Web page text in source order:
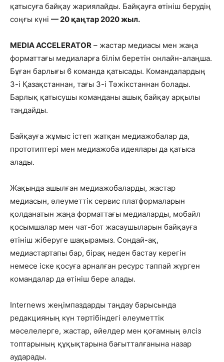
қатысуға байқау жариялайды. Байқауға өтініш берудің
соңғы күні — 20 қаңтар 2020 жыл.
MEDIA ACCELERATOR – жастар медиасы мен жаңа
форматтағы медиаларға білім беретін онлайн-алаңша.
Бұған барлығы 6 команда қатысады. Командалардың
3-і Қазақстаннан, тағы 3-і Тәжікстаннан болады.
Барлық қатысушы команданы ашық байқау арқылы
таңдайды.
Байқауға жұмыс істеп жатқан медиажобалар да,
прототиптері мен медиажоба идеялары да қатыса
алады.
Жақында ашылған медиажобаларды, жастар
медиасын, әлеуметтік сервис платформаларын
қолданатын жаңа форматтағы медиаларды, мобайл
қосымшалар мен чат-бот жасаушыларын байқауға
өтініш жіберуге шақырамыз. Сондай-ақ,
медиастартапы бар, бірақ неден бастау керегін
немесе іске қосуға арналған ресурс таппай жүрген
командалар да өтініш бере алады.
Internews жеңімпаздарды таңдау барысында
редакцияның күн тәртібіндегі әлеуметтік
мәселелерге, жастар, әйелдер мен қоғамның әлсіз
топтарының құқықтарына бағытталғанына назар
аударады.